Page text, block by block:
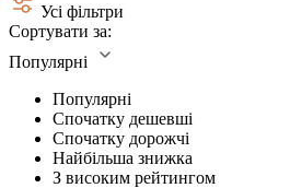
Усі фільтри
Сортувати за:
Популярні
Популярні
Спочатку дешевші
Спочатку дорожчі
Найбільша знижка
З високим рейтингом